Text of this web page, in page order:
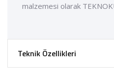
malzemesi olarak
Teknik Özellikleri